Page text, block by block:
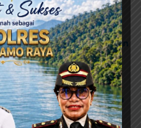
Relawan Gerakan
Kader NasDem
Berjiwa Nasionalis dan
Isu yang Beredar:
Aspirasi Rakyat
DOB Papua Utara
Saireri Diminta Tolak